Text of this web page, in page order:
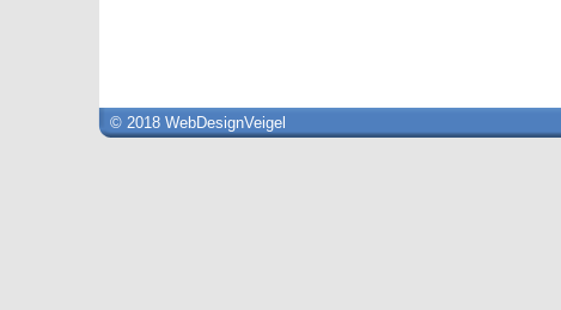
© 2018 WebDesignVeigel